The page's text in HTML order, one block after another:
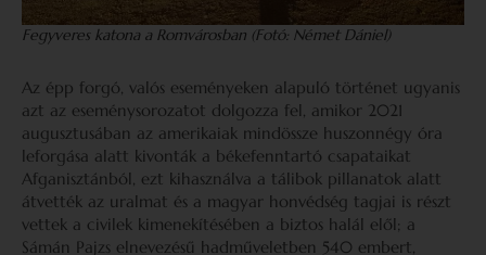
Fegyveres katona a Romvárosban (Fotó: Német Dániel)
Az épp forgó, valós eseményeken alapuló történet ugyanis
azt az eseménysorozatot dolgozza fel, amikor 2021
augusztusában az amerikaiak mindössze huszonnégy óra
leforgása alatt kivonták a békefenntartó csapataikat
Afganisztánból, ezt kihasználva a tálibok pillanatok alatt
átvették az uralmat és a magyar honvédség tagjai is részt
vettek a civilek kimenekítésében a biztos halál elől; a
Sámán Pajzs elnevezésű hadműveletben 540 embert,